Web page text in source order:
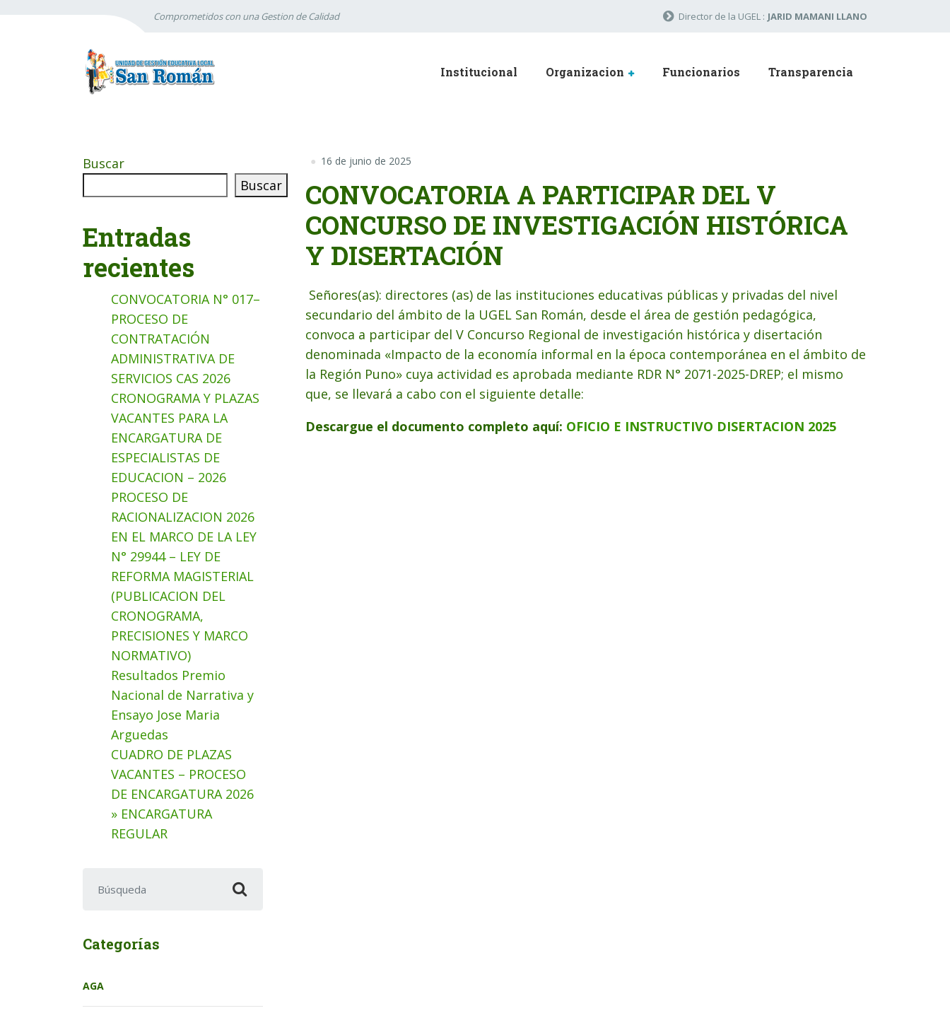
Comprometidos con una Gestion de Calidad Director de la UGEL : JARID MAMANI LLANO
Institucional Organizacion Funcionarios Transparencia
16 de junio de 2025
CONVOCATORIA A PARTICIPAR DEL V
CONCURSO DE INVESTIGACIÓN HISTÓRICA
Y DISERTACIÓN
Señores(as): directores (as) de las instituciones educativas públicas y privadas del nivel
secundario del ámbito de la UGEL San Román, desde el área de gestión pedagógica,
convoca a participar del V Concurso Regional de investigación histórica y disertación
denominada «Impacto de la economía informal en la época contemporánea en el ámbito de
la Región Puno» cuya actividad es aprobada mediante RDR N° 2071-2025-DREP; el mismo
que, se llevará a cabo con el siguiente detalle:
Descargue el documento completo aquí: OFICIO E INSTRUCTIVO DISERTACION 2025
Buscar
Buscar
Entradas
recientes
CONVOCATORIA N° 017–
PROCESO DE
CONTRATACIÓN
ADMINISTRATIVA DE
SERVICIOS CAS 2026
CRONOGRAMA Y PLAZAS
VACANTES PARA LA
ENCARGATURA DE
ESPECIALISTAS DE
EDUCACION – 2026
PROCESO DE
RACIONALIZACION 2026
EN EL MARCO DE LA LEY
N° 29944 – LEY DE
REFORMA MAGISTERIAL
(PUBLICACION DEL
CRONOGRAMA,
PRECISIONES Y MARCO
NORMATIVO)
Resultados Premio
Nacional de Narrativa y
Ensayo Jose Maria
Arguedas
CUADRO DE PLAZAS
VACANTES – PROCESO
DE ENCARGATURA 2026
» ENCARGATURA
REGULAR
Categorías
AGA